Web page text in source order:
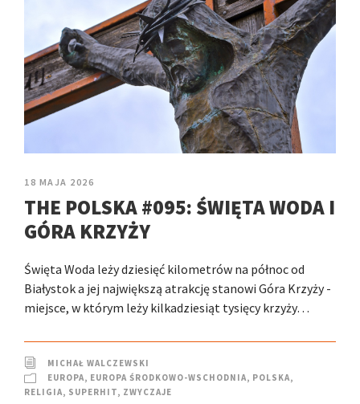
18 MAJA 2026
THE POLSKA #095: ŚWIĘTA WODA I
GÓRA KRZYŻY
Święta Woda leży dziesięć kilometrów na północ od
Białystok a jej największą atrakcję stanowi Góra Krzyży -
miejsce, w którym leży kilkadziesiąt tysięcy krzyży…
MICHAŁ WALCZEWSKI
EUROPA, EUROPA ŚRODKOWO-WSCHODNIA, POLSKA,
RELIGIA, SUPERHIT, ZWYCZAJE